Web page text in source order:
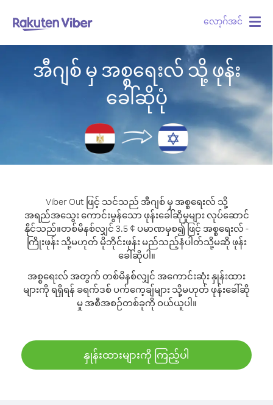
လော့ဂ်အင်
အီဂျစ် မှ အစ္စရေးလ် သို့ ဖုန်း
ခေါ်ဆိုပုံ
Viber Out ဖြင့် သင်သည် အီဂျစ် မှ အစ္စရေးလ် သို့
အရည်အသွေး ကောင်းမွန်သော ဖုန်းခေါ်ဆိုမှုများ လုပ်ဆောင်
နိုင်သည်။တစ်မိနစ်လျှင် 3.5 ¢ ပမာဏမှစ၍ ဖြင့် အစ္စရေးလ် -
ကြိုးဖုန်း သို့မဟုတ် မိုဘိုင်းဖုန်း မည်သည့်နံပါတ်သို့မဆို ဖုန်း
ခေါ်ဆိုပါ။
အစ္စရေးလ် အတွက် တစ်မိနစ်လျှင် အကောင်းဆုံး နှုန်းထား
များကို ရရှိရန် ခရက်ဒစ် ပက်ကေ့ချ်များ သို့မဟုတ် ဖုန်းခေါ်ဆို
မှု အစီအစဉ်တစ်ခုကို ဝယ်ယူပါ။
နှုန်းထားများကို ကြည့်ပါ